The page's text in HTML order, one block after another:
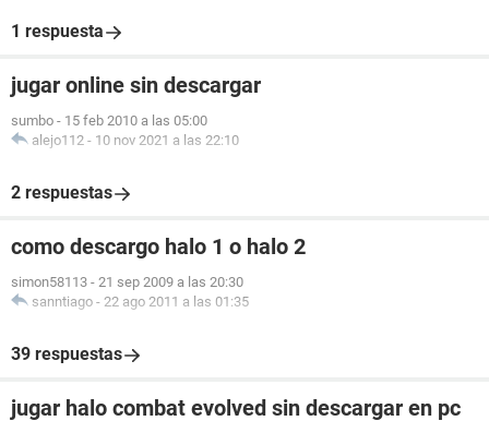
1 respuesta
jugar online sin descargar
sumbo - 15 feb 2010 a las 05:00
alejo112 - 10 nov 2021 a las 22:10
2 respuestas
como descargo halo 1 o halo 2
simon58113 - 21 sep 2009 a las 20:30
sanntiago - 22 ago 2011 a las 01:35
39 respuestas
jugar halo combat evolved sin descargar en pc